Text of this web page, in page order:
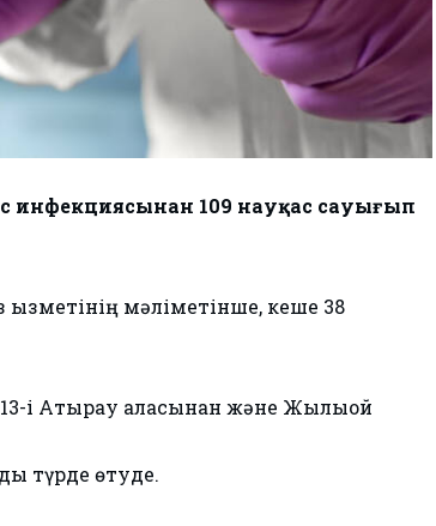
инфекциясынан 109 науқас сауығып
қызметінің мәліметінше, кеше 38
і Атырау қаласынан және Жылыой
түрде өтуде.